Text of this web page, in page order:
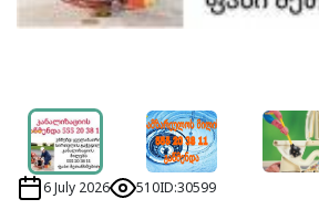
6 July 2026 510ID:30599